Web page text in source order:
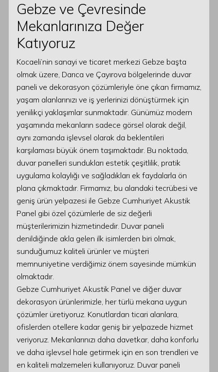
Gebze ve Çevresinde
Mekanlarınıza Değer
Katıyoruz
Kocaeli’nin sanayi ve ticaret merkezi Gebze başta
olmak üzere, Darıca ve Çayırova bölgelerinde duvar
paneli ve dekorasyon çözümleriyle öne çıkan firmamız,
yaşam alanlarınızı ve iş yerlerinizi dönüştürmek için
yenilikçi yaklaşımlar sunmaktadır. Günümüz modern
yaşamında mekanların sadece görsel olarak değil,
aynı zamanda işlevsel olarak da beklentileri
karşılaması büyük önem taşımaktadır. Bu noktada,
duvar panelleri sundukları estetik çeşitlilik, pratik
uygulama kolaylığı ve sağladıkları ek faydalarla ön
plana çıkmaktadır. Firmamız, bu alandaki tecrübesi ve
geniş ürün yelpazesi ile Gebze Cumhuriyet Akustik
Panel gibi özel çözümlerle de siz değerli
müşterilerimizin hizmetindedir. Duvar paneli
denildiğinde akla gelen ilk isimlerden biri olmak,
sunduğumuz kaliteli ürünler ve müşteri
memnuniyetine verdiğimiz önem sayesinde mümkün
olmaktadır.
Gebze Cumhuriyet Akustik Panel ve diğer duvar
dekorasyon ürünlerimizle, her türlü mekana uygun
çözümler üretiyoruz. Konutlardan ticari alanlara,
ofislerden otellere kadar geniş bir yelpazede hizmet
veriyoruz. Mekanlarınızı daha davetkar, daha konforlu
ve daha işlevsel hale getirmek için en son trendleri ve
en kaliteli malzemeleri kullanıyoruz. Duvar paneli